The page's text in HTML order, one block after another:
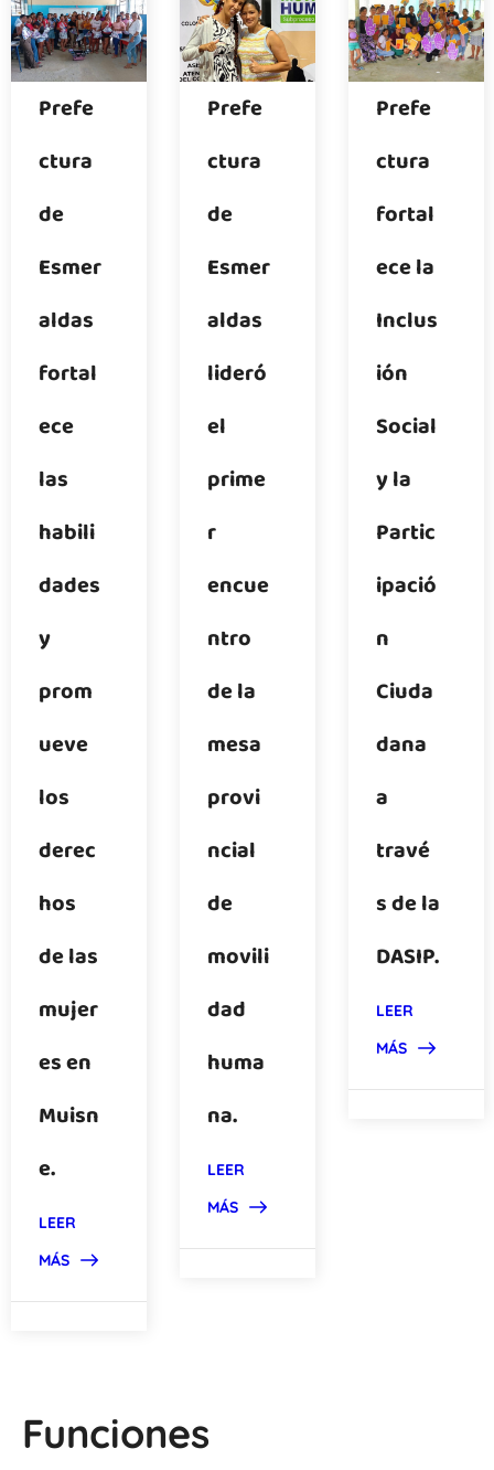
Prefe
ctura
de
Esmer
aldas
fortal
ece
las
habili
dades
y
prom
ueve
los
derec
hos
de las
mujer
es en
Muisn
e.
LEER
MÁS
Prefe
ctura
de
Esmer
aldas
lideró
el
prime
r
encue
ntro
de la
mesa
provi
ncial
de
movili
dad
huma
na.
LEER
MÁS
Prefe
ctura
fortal
ece la
Inclus
ión
Social
y la
Partic
ipació
n
Ciuda
dana
a
travé
s de la
DASIP.
LEER
MÁS
Funciones